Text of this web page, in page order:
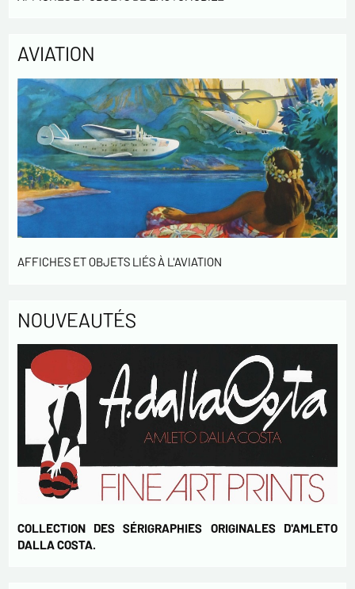
informatique et libertés », vous pouvez exercer votre droit
d'accès aux données vous concernant et les faire rectifier en
nous contactant. Nous vous informons de l’existence de la
liste d'opposition au démarchage téléphonique « Bloctel »,
sur laquelle vous pouvez vous inscrire ici :
https://conso.bloctel.fr/
En cochant cette case, j'accepte que les
informations saisies dans ce formulaire soient
utilisées pour me contacter dans le cadre de cet
échange commercial.
En cochant cette case, j'accepte de recevoir des
votre activités.
AVIATION
AFFICHES ET OBJETS LIÉS À L'AVIATION
NOUVEAUTÉS
COLLECTION DES SÉRIGRAPHIES ORIGINALES D'AMLETO
DALLA COSTA.